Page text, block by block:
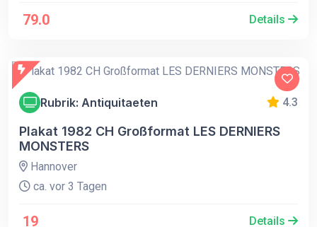
79.0 Details
Rubrik: Antiquitaeten 4.3
Plakat 1982 CH Großformat LES DERNIERS
MONSTERS
Hannover
ca. vor 3 Tagen
19 Details